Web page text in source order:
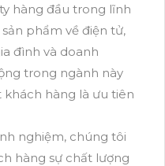
hàng đầu trong lĩnh
phẩm về điện tử,
đình và doanh
trong ngành này
hàng là ưu tiên
nghiệm, chúng tôi
hàng sự chất lượng